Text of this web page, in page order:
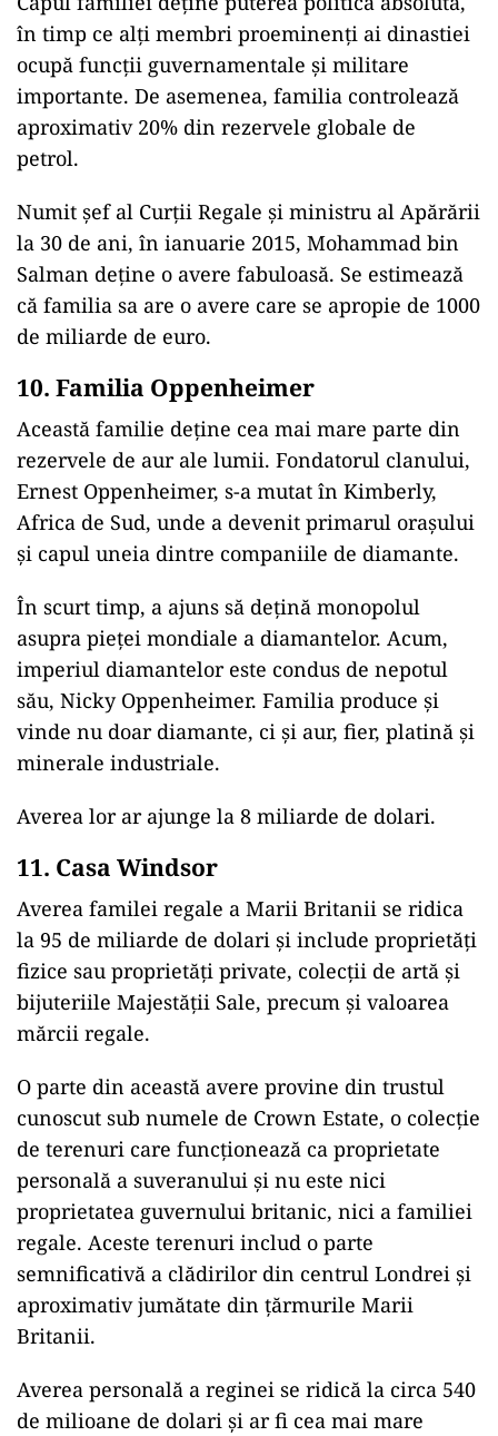
în timp ce alți membri proeminenți ai dinastiei
ocupă funcții guvernamentale și militare
importante. De asemenea, familia controlează
aproximativ 20% din rezervele globale de
petrol.
Numit șef al Curții Regale și ministru al Apărării
la 30 de ani, în ianuarie 2015, Mohammad bin
Salman deține o avere fabuloasă. Se estimează
că familia sa are o avere care se apropie de 1000
de miliarde de euro.
10. Familia Oppenheimer
Această familie deține cea mai mare parte din
rezervele de aur ale lumii. Fondatorul clanului,
Ernest Oppenheimer, s-a mutat în Kimberly,
Africa de Sud, unde a devenit primarul orașului
și capul uneia dintre companiile de diamante.
În scurt timp, a ajuns să dețină monopolul
asupra pieței mondiale a diamantelor. Acum,
imperiul diamantelor este condus de nepotul
său, Nicky Oppenheimer. Familia produce și
vinde nu doar diamante, ci și aur, fier, platină și
minerale industriale.
Averea lor ar ajunge la 8 miliarde de dolari.
11. Casa Windsor
Averea familei regale a Marii Britanii se ridica
la 95 de miliarde de dolari şi include proprietăţi
fizice sau proprietăţi private, colecţii de artă şi
bijuteriile Majestăţii Sale, precum şi valoarea
mărcii regale.
O parte din această avere provine din trustul
cunoscut sub numele de Crown Estate, o colecţie
de terenuri care funcţionează ca proprietate
personală a suveranului şi nu este nici
proprietatea guvernului britanic, nici a familiei
regale. Aceste terenuri includ o parte
semnificativă a clădirilor din centrul Londrei şi
aproximativ jumătate din ţărmurile Marii
Britanii.
Averea personală a reginei se ridică la circa 540
de milioane de dolari şi ar fi cea mai mare